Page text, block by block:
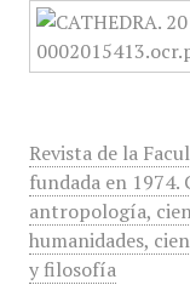
Revista de la
fundada en 1974.
antropología,
humanidades,
y filosofía